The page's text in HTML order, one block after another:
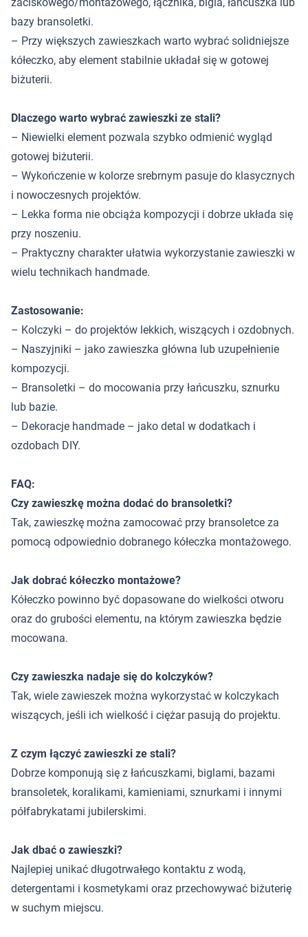
bazy bransoletki.
– Przy większych zawieszkach warto wybrać solidniejsze
kółeczko, aby element stabilnie układał się w gotowej
biżuterii.
Dlaczego warto wybrać zawieszki ze stali?
– Niewielki element pozwala szybko odmienić wygląd
gotowej biżuterii.
– Wykończenie w kolorze srebrnym pasuje do klasycznych
i nowoczesnych projektów.
– Lekka forma nie obciąża kompozycji i dobrze układa się
przy noszeniu.
– Praktyczny charakter ułatwia wykorzystanie zawieszki w
wielu technikach handmade.
Zastosowanie:
– Kolczyki – do projektów lekkich, wiszących i ozdobnych.
– Naszyjniki – jako zawieszka główna lub uzupełnienie
kompozycji.
– Bransoletki – do mocowania przy łańcuszku, sznurku
lub bazie.
– Dekoracje handmade – jako detal w dodatkach i
ozdobach DIY.
FAQ:
Czy zawieszkę można dodać do bransoletki?
Tak, zawieszkę można zamocować przy bransoletce za
pomocą odpowiednio dobranego kółeczka montażowego.
Jak dobrać kółeczko montażowe?
Kółeczko powinno być dopasowane do wielkości otworu
oraz do grubości elementu, na którym zawieszka będzie
mocowana.
Czy zawieszka nadaje się do kolczyków?
Tak, wiele zawieszek można wykorzystać w kolczykach
wiszących, jeśli ich wielkość i ciężar pasują do projektu.
Z czym łączyć zawieszki ze stali?
Dobrze komponują się z łańcuszkami, biglami, bazami
bransoletek, koralikami, kamieniami, sznurkami i innymi
półfabrykatami jubilerskimi.
Jak dbać o zawieszki?
Najlepiej unikać długotrwałego kontaktu z wodą,
detergentami i kosmetykami oraz przechowywać biżuterię
w suchym miejscu.